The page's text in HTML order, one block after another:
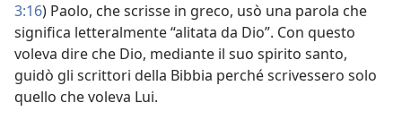
3:16) Paolo, che scrisse in greco, usò una parola che
significa letteralmente “alitata da Dio”. Con questo
voleva dire che Dio, mediante il suo spirito santo,
guidò gli scrittori della Bibbia perché scrivessero solo
quello che voleva Lui.